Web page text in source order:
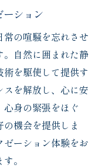
ーション
の喧騒を忘れさせ
。自然に囲まれた静
を駆使して提供す
スを解放し、心に安
心身の緊張をほぐ
機会を提供しま
ーション体験をお
。